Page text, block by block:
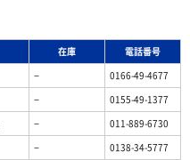
在庫
電話番号
−
0166-49-4677
−
0155-49-1377
−
011-889-6730
− 0138-34-5777